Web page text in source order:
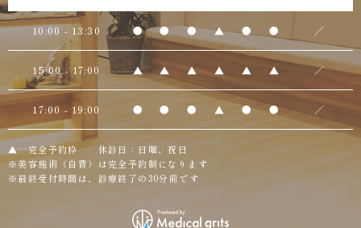
10:00 - 13:30 ● ● ● ▲ ● ● ／
15:00 - 17:00 ▲ ▲ ▲ ▲ ▲ ▲ ／
17:00 - 19:00 ● ● ● ▲ ● ● ／
▲…完全予約枠 休診日：日曜、祝日
※美容施術（自費）は完全予約制になります
※最終受付時間は、診療終了の30分前です